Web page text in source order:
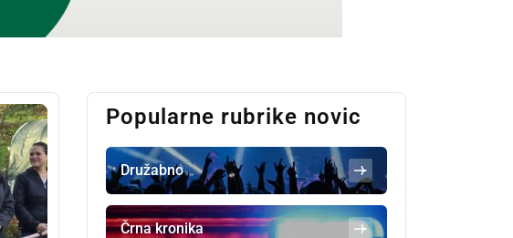
Popularne rubrike novic
Družabno
Črna kronika